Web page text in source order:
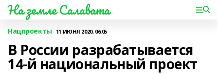
На земле Салавата
Нацпроекты 11 ИЮНЯ 2020, 06:05
В России разрабатывается
14-й национальный проект